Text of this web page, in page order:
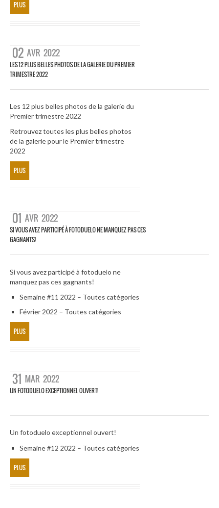
PLUS
02 AVR 2022
LES 12 PLUS BELLES PHOTOS DE LA GALERIE DU PREMIER
TRIMESTRE 2022
Les 12 plus belles photos de la galerie du
Premier trimestre 2022
Retrouvez toutes les plus belles photos
de la galerie pour le Premier trimestre
2022
PLUS
01 AVR 2022
SI VOUS AVEZ PARTICIPÉ À FOTODUELO NE MANQUEZ PAS CES
GAGNANTS!
Si vous avez participé à fotoduelo ne
manquez pas ces gagnants!
Semaine #11 2022 – Toutes catégories
Février 2022 – Toutes catégories
PLUS
31 MAR 2022
UN FOTODUELO EXCEPTIONNEL OUVERT!
Un fotoduelo exceptionnel ouvert!
Semaine #12 2022 – Toutes catégories
PLUS